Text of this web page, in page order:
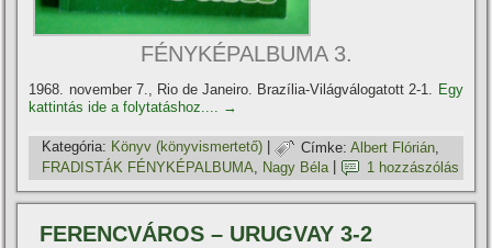
FÉNYKÉPALBUMA 3.
1968. november 7., Rio de Janeiro. Brazí­lia-Világválogatott 2-1. Egy
kattintás ide a folytatáshoz.... →
Kategória: Könyv (könyvismertető) | Címke: Albert Flórián
FRADISTÁK FÉNYKÉPALBUMA
Nagy Béla 1 hozzászólás
FERENCVÁROS – URUGVAY 3-2